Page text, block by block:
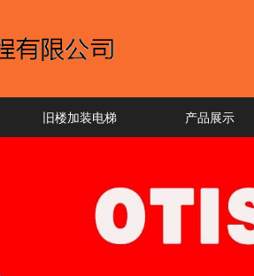
旧楼加装电梯 产品展示